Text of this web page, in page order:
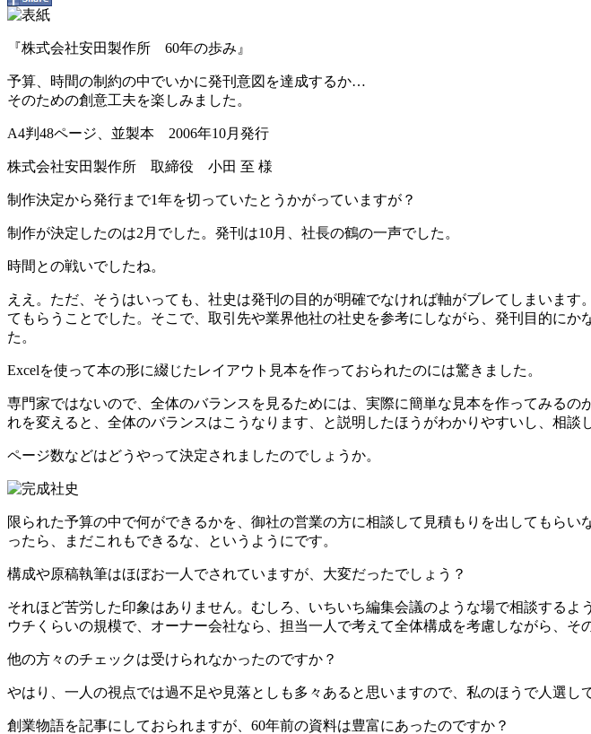
『株式会社安田製作所 60年の歩み』
予算、時間の制約の中でいかに発刊意図を達成するか…
そのための創意工夫を楽しみました。
A4判48ページ、並製本 2006年10月発行
株式会社安田製作所 取締役 小田 至 様
制作決定から発行まで1年を切っていたとうかがっていますが？
制作が決定したのは2月でした。発刊は10月、社長の鶴の一声でした。
時間との戦いでしたね。
ええ。ただ、そうはいっても、社史は発刊の目的が明確でなければ軸がブレてしまいま
てもらうことでした。そこで、取引先や業界他社の社史を参考にしながら、発刊目的に
た。
Excelを使って本の形に綴じたレイアウト見本を作っておられたのには驚きました。
専門家ではないので、全体のバランスを見るためには、実際に簡単な見本を作ってみる
れを変えると、全体のバランスはこうなります、と説明したほうがわかりやすいし、相談
ページ数などはどうやって決定されましたのでしょうか。
限られた予算の中で何ができるかを、御社の営業の方に相談して見積もりを出してもら
ったら、まだこれもできるな、というようにです。
構成や原稿執筆はほぼお一人でされていますが、大変だったでしょう？
それほど苦労した印象はありません。むしろ、いちいち編集会議のような場で相談する
ウチくらいの規模で、オーナー会社なら、担当一人で考えて全体構成を考慮しながら、
他の方々のチェックは受けられなかったのですか？
やはり、一人の視点では過不足や見落としも多々あると思いますので、私のほうで人選
創業物語を記事にしておられますが、60年前の資料は豊富にあったのですか？